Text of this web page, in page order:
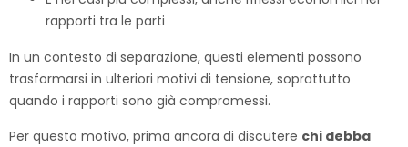
rapporti tra le parti
In un contesto di separazione, questi elementi possono
trasformarsi in ulteriori motivi di tensione, soprattutto
quando i rapporti sono già compromessi.
Per questo motivo, prima ancora di discutere chi debba